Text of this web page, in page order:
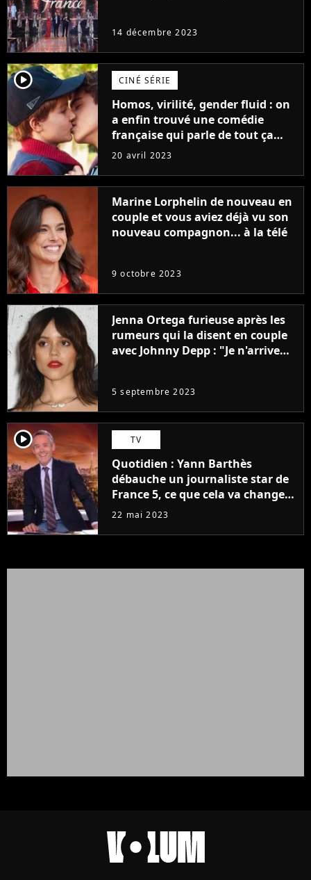
14 décembre 2023
player2 CINÉ SÉRIE
Homos, virilité, gender fluid : on
a enfin trouvé une comédie
française qui parle de tout ça
sans être super ringarde
20 avril 2023
Marine Lorphelin de nouveau en
couple et vous aviez déjà vu son
nouveau compagnon... à la télé
9 octobre 2023
Jenna Ortega furieuse après les
rumeurs qui la disent en couple
avec Johnny Depp : "Je n'arrive
5 septembre 2023
player2 TV
Quotidien : Yann Barthès
débauche un journaliste star de
France 5, ce que cela va changer
à la rentrée
22 mai 2023